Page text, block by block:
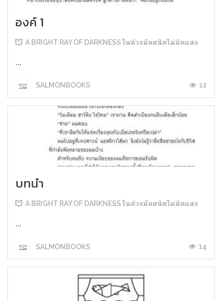
องค์ 1
A BRIGHT RAY OF DARKNESS ในห้วงมืดสนิทไม่มิดแสง
...
SALMONBOOKS 12
บทนำ
A BRIGHT RAY OF DARKNESS ในห้วงมืดสนิทไม่มิดแสง
...
SALMONBOOKS 14